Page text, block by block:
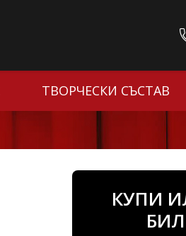
ТВОРЧЕСКИ СЪСТАВ
КУПИ